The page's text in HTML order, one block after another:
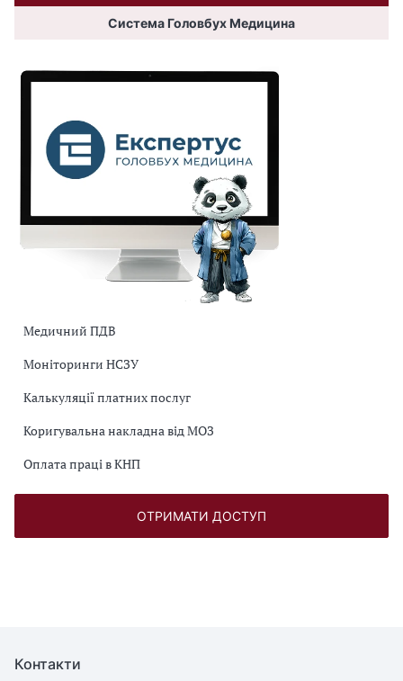
Система Головбух Медицина
Медичний ПДВ
Моніторинги НСЗУ
Калькуляції платних послуг
Коригувальна накладна від МОЗ
Оплата праці в КНП
ОТРИМАТИ ДОСТУП
Контакти